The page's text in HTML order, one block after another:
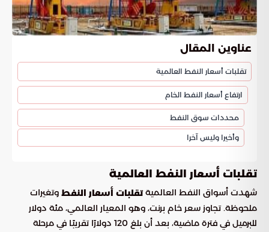
عناوين المقال
تقلبات أسعار النفط العالمية
ارتفاع أسعار النفط الخام
محددات سوق النفط
وأخيرا وليس آخرا
تقلبات أسعار النفط العالمية
شهدت أسواق النفط العالميةتقلبات أسعار النفط وتغيرات
ملحوظة. تجاوز سعر خام برنت، وهو المعيار العالمي، مئة دولار
للبرميل في فترة ماضية، بعد أن بلغ 120 دولارًا تقريبًا في مرحلة